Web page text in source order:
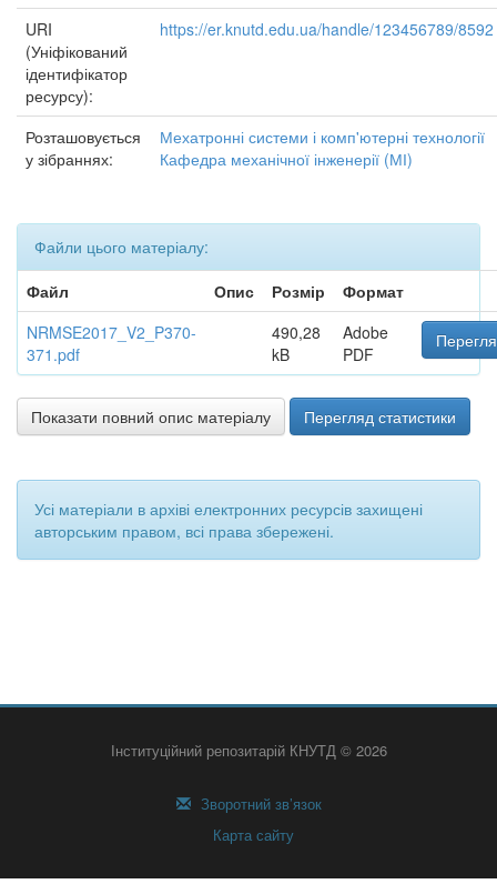
URI
(Уніфікований
ідентифікатор
ресурсу):
https://er.knutd.edu.ua/handle/123456789/8592
Розташовується
у зібраннях:
Мехатронні системи і комп'ютерні технології
Кафедра механічної інженерії (МІ)
Файли цього матеріалу:
Файл
Опис Розмір
Формат
NRMSE2017_V2_P370-
371.pdf
490,28
kB
Adobe
PDF
Показати повний опис матеріалу Перегляд статистики
Усі матеріали в архіві електронних ресурсів захищені
авторським правом, всі права збережені.
Інституційний репозитарій КНУТД © 2026
Зворотний зв’язок
Карта сайту